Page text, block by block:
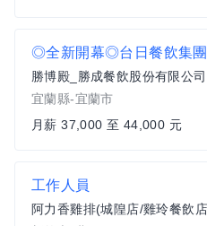
勝博殿_勝成餐飲股份有限公司
宜蘭縣-宜蘭市
月薪 37,000 至 44,000 元
工作人員
阿力香雞排(城隍店/雞玲餐飲